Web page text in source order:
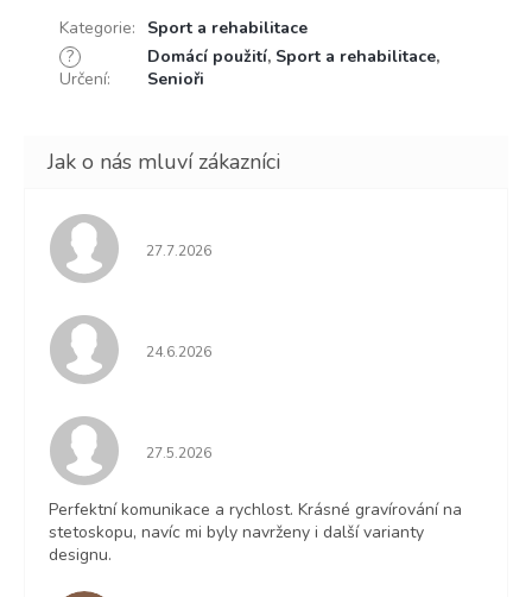
Kategorie:
Sport a rehabilitace
?
Určení:
Domácí použití, Sport a rehabilitace,
Senioři
Hodnocení obchodu je 5 z 5 hvězdiček.
27.7.2026
Hodnocení obchodu je 5 z 5 hvězdiček.
24.6.2026
Hodnocení obchodu je 5 z 5 hvězdiček.
27.5.2026
Perfektní komunikace a rychlost. Krásné gravírování na
stetoskopu, navíc mi byly navrženy i další varianty
designu.